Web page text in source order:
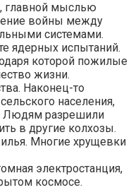
главной мыслью
войны между
системами.
ядерных испытаний.
которой пожилые
жизни.
Наконец-то
населения,
Людям разрешили
в другие колхозы.
Многие хрущевки
электростанция,
космосе.